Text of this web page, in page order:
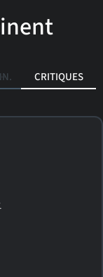
CRITIQUES